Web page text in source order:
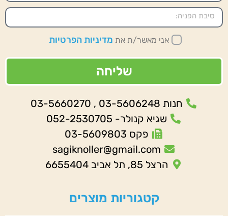
אני מאשר/ת את מדיניות הפרטיות
שליחה
חנות 03-5606248 , 03-5660270
שגיא קנולר- 052-2530705
פקס 03-5609803
sagiknoller@gmail.com
הרצל 85, תל אביב 6655404
קטגוריות מוצרים